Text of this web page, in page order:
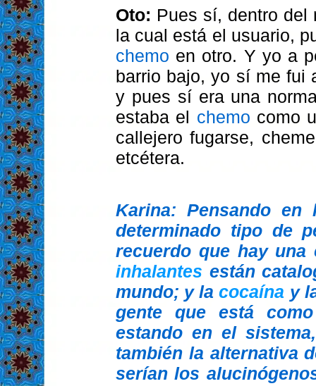
Oto: Pues sí, dentro del
la cual está el usuario,
chemo en otro. Y yo a
barrio bajo, yo sí me fui
y pues sí era una
estaba el chemo como
callejero fugarse,
etcétera.
Karina: Pensando
determinado tipo de
recuerdo que hay
inhalantes están
mundo; y lacocaína y
gente que está
estando en el
también la alternativa
serían los